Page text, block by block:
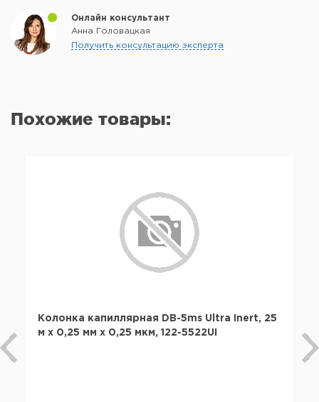
Онлайн консультант
Анна Головацкая
Получить консультацию эксперта
Похожие товары:
Колонка капиллярная DB-5ms Ultra Inert, 25
м x 0,25 мм х 0,25 мкм, 122-5522UI